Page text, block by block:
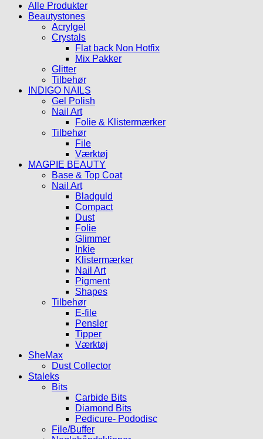
Alle Produkter
Beautystones
Acrylgel
Crystals
Flat back Non Hotfix
Mix Pakker
Glitter
Tilbehør
INDIGO NAILS
Gel Polish
Nail Art
Folie & Klistermærker
Tilbehør
File
Værktøj
MAGPIE BEAUTY
Base & Top Coat
Nail Art
Bladguld
Compact
Dust
Folie
Glimmer
Inkie
Klistermærker
Nail Art
Pigment
Shapes
Tilbehør
E-file
Pensler
Tipper
Værktøj
SheMax
Dust Collector
Staleks
Bits
Carbide Bits
Diamond Bits
Pedicure- Pododisc
File/Buffer